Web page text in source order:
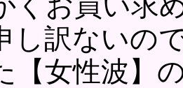
し訳ないの
【女性波】